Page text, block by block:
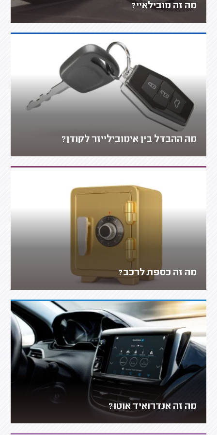
מה זה מובילאיי?
מה ההבדל בין אימובילייזר לקודן?
מה זה כספת לרכב?
מה זה אנדרואיד אוטו?